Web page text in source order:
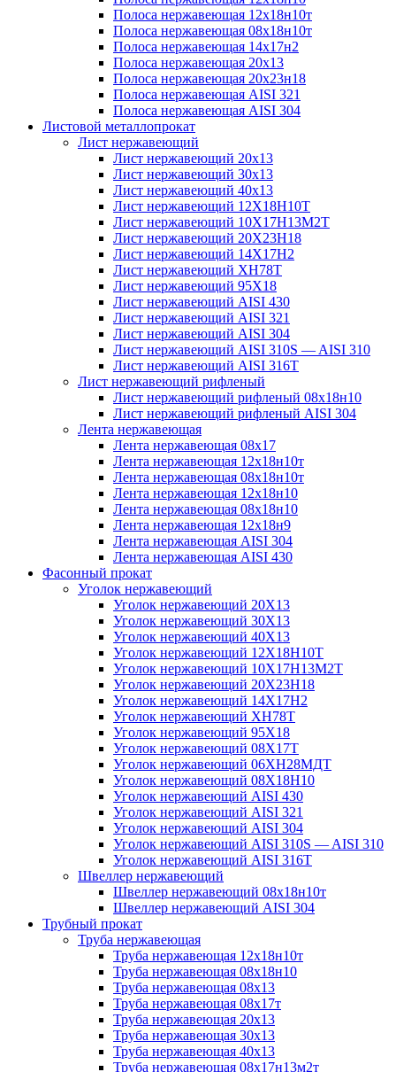
Полоса нержавеющая 12х18н10т
Полоса нержавеющая 08х18н10т
Полоса нержавеющая 14х17н2
Полоса нержавеющая 20х13
Полоса нержавеющая 20х23н18
Полоса нержавеющая AISI 321
Полоса нержавеющая AISI 304
Листовой металлопрокат
Лист нержавеющий
Лист нержавеющий 20х13
Лист нержавеющий 30х13
Лист нержавеющий 40х13
Лист нержавеющий 12Х18Н10Т
Лист нержавеющий 10Х17Н13М2T
Лист нержавеющий 20Х23Н18
Лист нержавеющий 14Х17Н2
Лист нержавеющий ХН78Т
Лист нержавеющий 95Х18
Лист нержавеющий AISI 430
Лист нержавеющий AISI 321
Лист нержавеющий AISI 304
Лист нержавеющий AISI 310S — AISI 310
Лист нержавеющий AISI 316T
Лист нержавеющий рифленый
Лист нержавеющий рифленый 08х18н10
Лист нержавеющий рифленый AISI 304
Лента нержавеющая
Лента нержавеющая 08х17
Лента нержавеющая 12х18н10т
Лента нержавеющая 08х18н10т
Лента нержавеющая 12х18н10
Лента нержавеющая 08х18н10
Лента нержавеющая 12х18н9
Лента нержавеющая AISI 304
Лента нержавеющая AISI 430
Фасонный прокат
Уголок нержавеющий
Уголок нержавеющий 20Х13
Уголок нержавеющий 30Х13
Уголок нержавеющий 40Х13
Уголок нержавеющий 12Х18Н10Т
Уголок нержавеющий 10Х17Н13М2T
Уголок нержавеющий 20Х23Н18
Уголок нержавеющий 14Х17Н2
Уголок нержавеющий ХН78Т
Уголок нержавеющий 95Х18
Уголок нержавеющий 08Х17Т
Уголок нержавеющий 06ХН28МДТ
Уголок нержавеющий 08Х18Н10
Уголок нержавеющий AISI 430
Уголок нержавеющий AISI 321
Уголок нержавеющий AISI 304
Уголок нержавеющий AISI 310S — AISI 310
Уголок нержавеющий AISI 316T
Швеллер нержавеющий
Швеллер нержавеющий 08х18н10т
Швеллер нержавеющий AISI 304
Трубный прокат
Труба нержавеющая
Труба нержавеющая 12х18н10т
Труба нержавеющая 08х18н10
Труба нержавеющая 08х13
Труба нержавеющая 08х17т
Труба нержавеющая 20х13
Труба нержавеющая 30х13
Труба нержавеющая 40х13
Труба нержавеющая 08х17н13м2т